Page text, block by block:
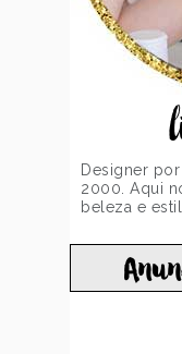
Designer
2000. Aqui
beleza e